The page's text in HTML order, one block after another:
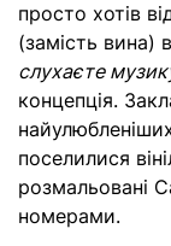
просто хотів
(замість вина)
слухаєте
концепція.
поселилися
розмальовані
номерами.